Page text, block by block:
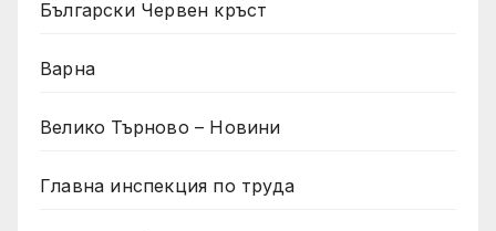
Български Червен кръст
Варна
Велико Търново – Новини
Главна инспекция по труда